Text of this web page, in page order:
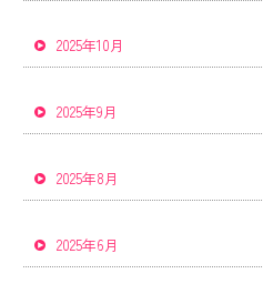
2025年10月
2025年9月
2025年8月
2025年6月